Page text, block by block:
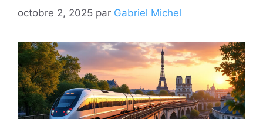
octobre 2, 2025 par Gabriel Michel